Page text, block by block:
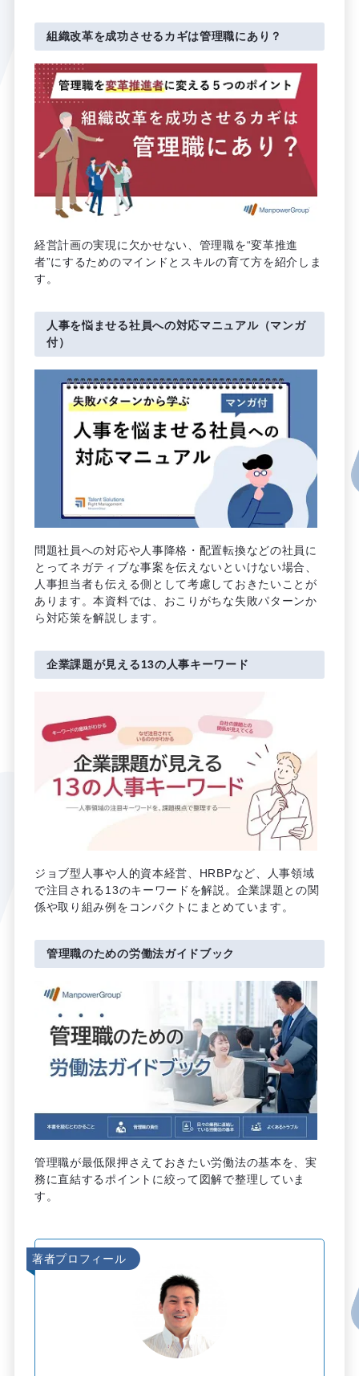
組織改革を成功させるカギは管理職にあり？
経営計画の実現に欠かせない、管理職を“変革推進
者”にするためのマインドとスキルの育て方を紹介しま
す。
人事を悩ませる社員への対応マニュアル（マンガ
付）
問題社員への対応や人事降格・配置転換などの社員に
とってネガティブな事案を伝えないといけない場合、
人事担当者も伝える側として考慮しておきたいことが
あります。本資料では、おこりがちな失敗パターンか
ら対応策を解説します。
企業課題が見える13の人事キーワード
ジョブ型人事や人的資本経営、HRBPなど、人事領域
で注目される13のキーワードを解説。企業課題との関
係や取り組み例をコンパクトにまとめています。
管理職のための労働法ガイドブック
管理職が最低限押さえておきたい労働法の基本を、実
務に直結するポイントに絞って図解で整理していま
す。
著者プロフィール